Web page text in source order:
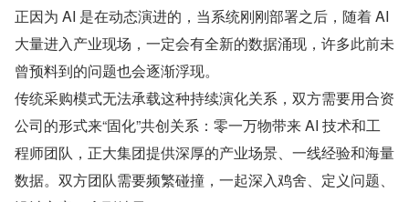
正因为 AI 是在动态演进的，当系统刚刚部署之后，随着 AI
大量进入产业现场，一定会有全新的数据涌现，许多此前未
曾预料到的问题也会逐渐浮现。
传统采购模式无法承载这种持续演化关系，双方需要用合资
公司的形式来“固化”共创关系：零一万物带来 AI 技术和工
程师团队，正大集团提供深厚的产业场景、一线经验和海量
数据。双方团队需要频繁碰撞，一起深入鸡舍、定义问题、